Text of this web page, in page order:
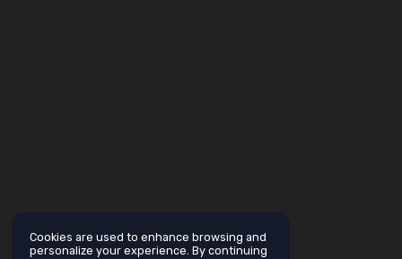
Cookies are used to enhance browsing and
personalize your experience. By continuing